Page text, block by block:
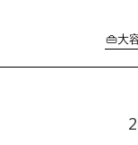
👜大
『折
🛒過